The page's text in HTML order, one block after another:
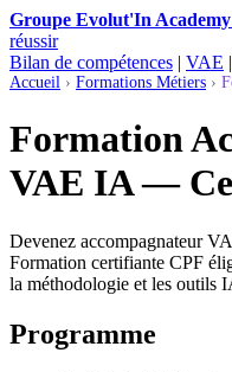
Groupe Evolut'In Academy
réussir
Bilan de compétences | VAE |
Accueil › Formations Métiers ›
Formation
VAE IA —
Devenez accompagnateur
Formation certifiante CPF
la méthodologie et les outils
Programme